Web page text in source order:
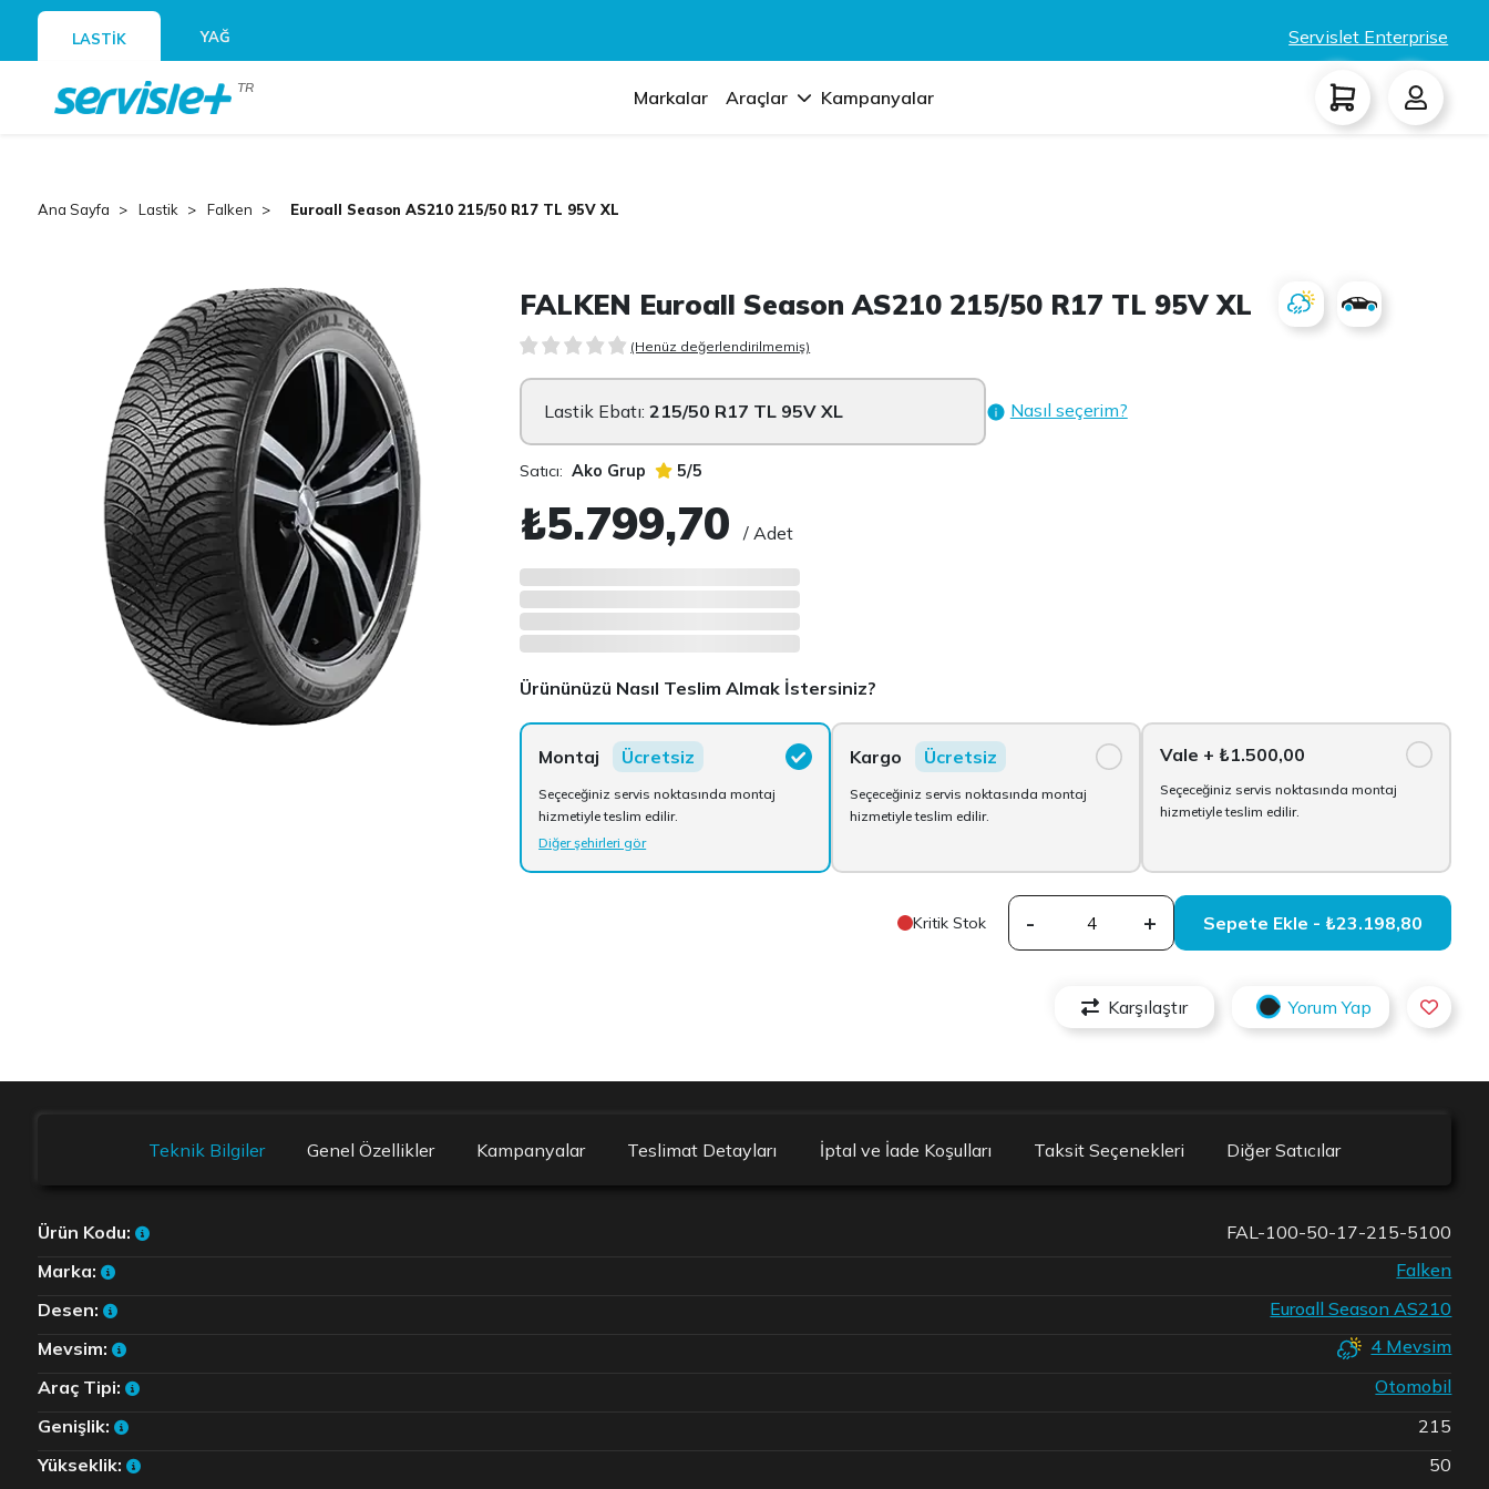
LASTİK YAĞ Servislet Enterprise
TR Markalar Araçlar Kampanyalar
Ana Sayfa Lastik Falken Euroall Season AS210 215/50 R17 TL 95V XL
FALKEN Euroall Season AS210 215/50 R17 TL 95V XL
(Henüz değerlendirilmemiş)
Lastik Ebatı:215/50 R17 TL 95V XL Nasıl seçerim?
Satıcı: Ako Grup 5/5
₺5.799,70/ Adet
Ürününüzü Nasıl Teslim Almak İstersiniz?
Montaj Ücretsiz
Seçeceğiniz servis noktasında montaj
hizmetiyle teslim edilir.
Diğer şehirleri gör
Kargo Ücretsiz
Seçeceğiniz servis noktasında montaj
hizmetiyle teslim edilir.
Vale + ₺1.500,00
Seçeceğiniz servis noktasında montaj
hizmetiyle teslim edilir.
Kritik Stok - + Sepete Ekle - ₺23.198,80
Karşılaştır Yorum Yap
Teknik Bilgiler Genel Özellikler Kampanyalar Teslimat Detayları İptal ve İade Koşulları Taksit Seçenekleri Diğer Satıcılar
Ürün Kodu:
FAL-100-50-17-215-5100
Marka:
Falken
Desen:
Euroall Season AS210
Mevsim:
4 Mevsim
Araç Tipi:
Otomobil
Genişlik:
215
Yükseklik:
50